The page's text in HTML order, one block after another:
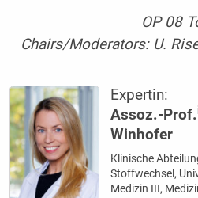
OP 08
Chairs/Moderators: U.
Expertin:
Assoz.-Prof.
Winhofer
Klinische
Stoffwechsel,
Medizin III,